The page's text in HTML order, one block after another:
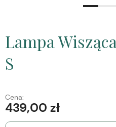
Lampa
S
Cena:
439,00 zł